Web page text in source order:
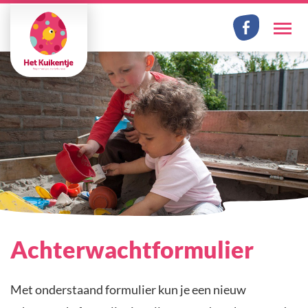
Facebook
Achterwachtformulier
Met onderstaand formulier kun je een nieuw